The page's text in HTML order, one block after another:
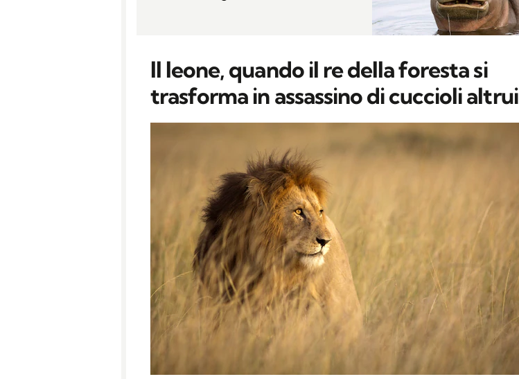
Il leone, quando il re della foresta si
trasforma in assassino di cuccioli altrui